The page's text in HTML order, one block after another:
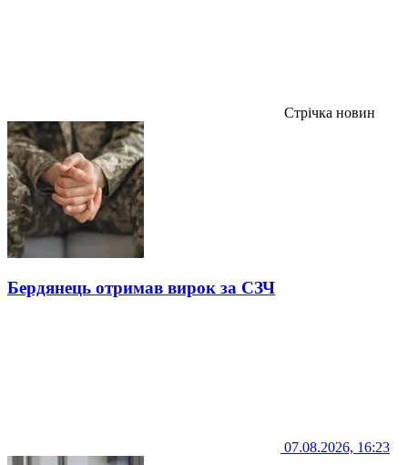
Стрічка новин
Бердянець отримав вирок за СЗЧ
07.08.2026, 16:23